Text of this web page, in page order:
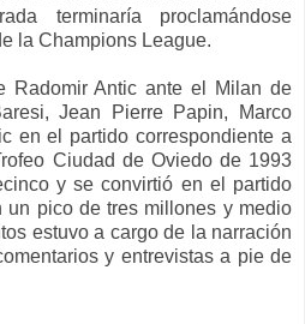
terminaría proclamándose
la Champions League.
Radomir Antic ante el Milan de
Jean Pierre Papin, Marco
enel
partido correspondiente a
Ciudad de Oviedo de 1993
yse convirtió en el partido
un pico de tres millones y medio
estuvo a cargo de la narración
y entrevistas a pie de